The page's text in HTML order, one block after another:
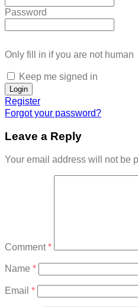
Password
Only fill in if you are not human
Keep me signed in
Register
Forgot your password?
Leave a Reply
Your email address will not be
Comment*
Name *
Email *